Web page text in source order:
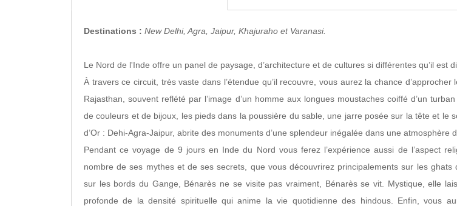
Destinations : New Delhi, Agra, Jaipur, Khajuraho et Varanasi.
Le Nord de l'Inde offre un panel de paysage, d’architecture et de cultures si différentes qu’il est
À travers ce circuit, très vaste dans l’étendue qu’il recouvre, vous aurez la chance d’approcher
Rajasthan, souvent reflété par l’image d’un homme aux longues moustaches coiffé d’un
de couleurs et de bijoux, les pieds dans la poussière du sable, une jarre posée sur la tête et le
d’Or : Dehi-Agra-Jaipur, abrite des monuments d’une splendeur inégalée dans une atmosphère
Pendant ce voyage de 9 jours en Inde du Nord vous ferez l’expérience aussi de l’aspect
nombre de ses mythes et de ses secrets, que vous découvrirez principalements sur les ghats
sur les bords du Gange, Bénarès ne se visite pas vraiment, Bénarès se vit. Mystique, elle
profonde de la densité spirituelle qui anime la vie quotidienne des hindous. Enfin, vous